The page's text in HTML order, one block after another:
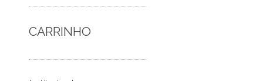
CARRINHO